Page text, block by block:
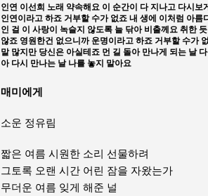
인연 이선희 노래 약속해요 이 순간이 다 지나고 다시
인연이라고 하죠 거부할 수가 없죠 내 생에 이처럼 아
인 걸 이 사랑이 녹슬지 않도록 늘 닦아 비출께요 취한
않죠 영원한건 없으니까 운명이라고 하죠 거부할 수가
말 많지만 당신은 아실테죠 먼 길 돌아 만나게 되는 날
아 다시 만나는 날 나를 놓지 말아요
매미에게
소운 정유림
짧은 여름 시원한 소리 선물하려
그토록 오랜 시간 어린 잠을 자왔는가
무더운 여름 잊게 해준 널